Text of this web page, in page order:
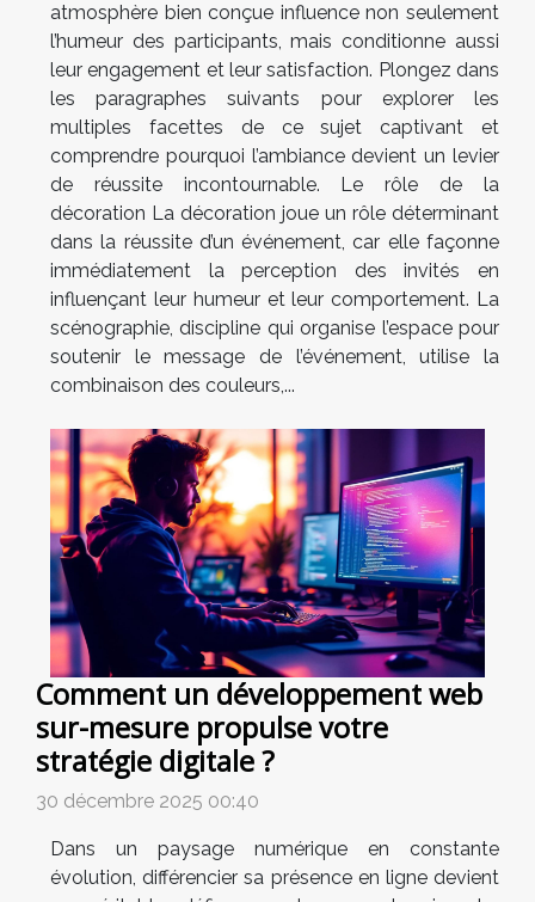
atmosphère bien conçue influence non seulement
l’humeur des participants, mais conditionne aussi
leur engagement et leur satisfaction. Plongez dans
les paragraphes suivants pour explorer les
multiples facettes de ce sujet captivant et
comprendre pourquoi l’ambiance devient un levier
de réussite incontournable. Le rôle de la
décoration La décoration joue un rôle déterminant
dans la réussite d’un événement, car elle façonne
immédiatement la perception des invités en
influençant leur humeur et leur comportement. La
scénographie, discipline qui organise l’espace pour
soutenir le message de l’événement, utilise la
combinaison des couleurs,...
Comment un développement web
sur-mesure propulse votre
stratégie digitale ?
30 décembre 2025 00:40
Dans un paysage numérique en constante
évolution, différencier sa présence en ligne devient